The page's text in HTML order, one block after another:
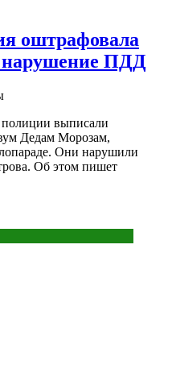
оштрафовала
нарушение ПДД
полиции выписали
Дедам Морозам,
Они нарушили
Об этом пишет